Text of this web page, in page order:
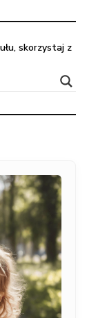
skorzystaj z